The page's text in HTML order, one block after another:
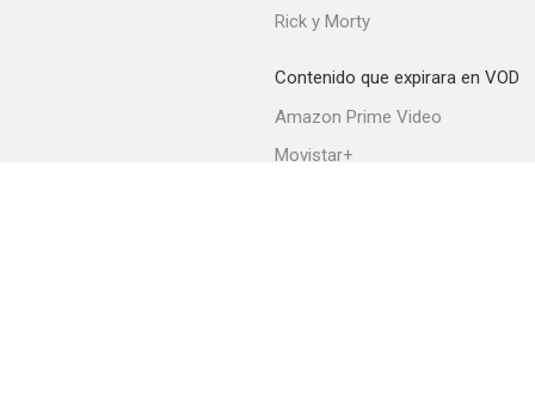
Rick y Morty
Contenido que expirara en VOD
Amazon Prime Video
Movistar+